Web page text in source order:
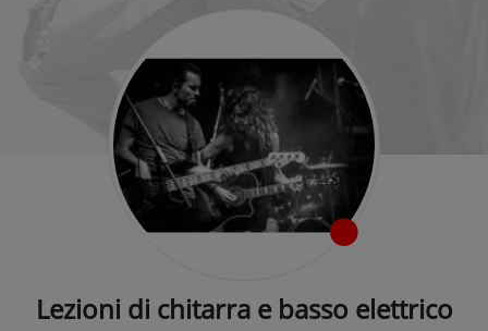
Lezioni di chitarra e basso elettrico